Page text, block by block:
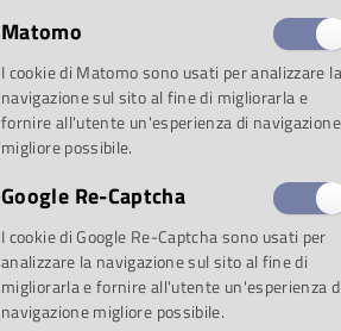
Martedì 12
dellaCasa del
organizzato dal
della Musicain
laFondazione
Matomo
I cookie di Matomo sono usati per analizzare la
navigazione sul sito al fine di migliorarla e
fornire all'utente un'esperienza di navigazione
migliore possibile.
Google Re-Captcha
I cookie di Google Re-Captcha sono usati per
analizzare la navigazione sul sito al fine di
migliorarla e fornire all'utente un'esperienza
navigazione migliore possibile.